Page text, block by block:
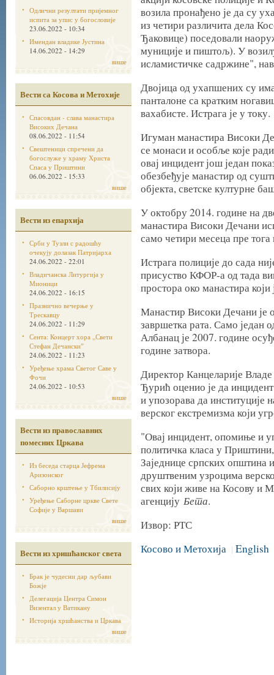
Одлични резултати пријемног
испита за упис у богословије
23.06.2022 - 10:34
Имендан владике Јустина
14.06.2022 - 14:29
више
Вести са Косова и Метохије
Спасовдан - слава манастира
Високих Дечана
08.06.2022 - 11:54
Свештеници спречени да
богослуже у храму Христа
Спаса у Приштини
06.06.2022 - 15:33
више
Вести из епархија
Срби у Тузли с радошћу
очекују долазак Патријарха
24.06.2022 - 22:01
Владичанска Литургија у
Мионици
24.06.2022 - 16:15
Празнично вечерње у
Трескавцу
24.06.2022 - 11:29
Сента: Концерт хора „Свети
Стефан Дечанскиˮ
24.06.2022 - 11:23
Уређење храма Светог Саве у
Фочи
24.06.2022 - 10:53
више
Вести из православних
помесних Цркава
Из беседа старца Јефрема
Аризонског
Саборно крштење у Тбилисију
Уређење Саборне цркве Свете
Софије у Варшави
више
Вести из хришћанског света
Брак је чудесни дар љубави
Божје
Делегација Центра Симон
Визентал у Ватикану
Историја хршћанства и Цркава
више
возила пронађено је да су
из четири различита дела
Ђаковице) поседовали
муниције и пиштољ). У
исламистичке садржине",
Двојица од ухапшених су
панталоне са кратким
вахабисте. Истрага је у току.
Игуман манастира Високи
се монаси и особље које
овај инцидент још један
обезбеђује манастир од
објекта, светске културне
У октобру 2014. године на
манастира Високи Дечани
само четири месеца пре
Истрага полиције до сада
присуство КФОР-а од тада
простора око манастира
Манастир Високи Дечани је
завршетка рата. Само један
Албанац је 2007. године
године затвора.
Директор Канцеларије
Ђурић оценио је да
и упозорава да институције
верског екстремизма који
"Овај инцидент, опомиње и
политичка класа у
Заједнице српских општина
друштвеним узроцима
свих који живе на Косову и
агенцију Бета.
Извор: РТС
Косово и Метохија | English